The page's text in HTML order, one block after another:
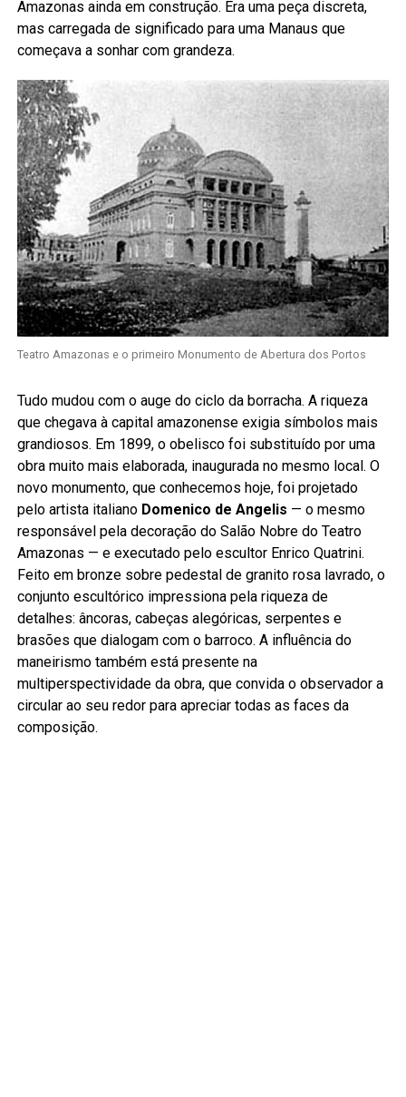
Amazonas ainda em construção. Era uma peça discreta,
mas carregada de significado para uma Manaus que
começava a sonhar com grandeza.
Teatro Amazonas e o primeiro Monumento de Abertura dos Portos
Tudo mudou com o auge do ciclo da borracha. A riqueza
que chegava à capital amazonense exigia símbolos mais
grandiosos. Em 1899, o obelisco foi substituído por uma
obra muito mais elaborada, inaugurada no mesmo local. O
novo monumento, que conhecemos hoje, foi projetado
pelo artista italiano Domenico de Angelis — o mesmo
responsável pela decoração do Salão Nobre do Teatro
Amazonas — e executado pelo escultor Enrico Quatrini.
Feito em bronze sobre pedestal de granito rosa lavrado, o
conjunto escultórico impressiona pela riqueza de
detalhes: âncoras, cabeças alegóricas, serpentes e
brasões que dialogam com o barroco. A influência do
maneirismo também está presente na
multiperspectividade da obra, que convida o observador a
circular ao seu redor para apreciar todas as faces da
composição.